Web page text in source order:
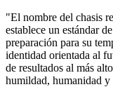
"El nombre del chasis
establece un estándar
preparación para su
identidad orientada al
de resultados al más
humildad, humanidad y